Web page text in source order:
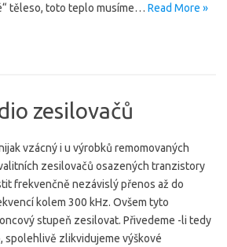
těleso, toto teplo musíme… Read More »
zesilovačů
vzácný i u výrobků remomovaných
zesilovačů osazených tranzistory
frekvenčně nezávislý přenos až do
kolem 300 kHz. Ovšem tyto
stupeň zesilovat. Přivedeme -li tedy
spolehlivě zlikvidujeme výškové